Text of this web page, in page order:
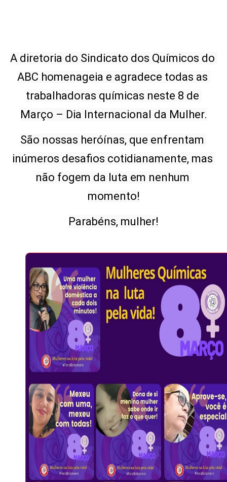
A diretoria do Sindicato dos Químicos do
ABC homenageia e agradece todas as
trabalhadoras químicas neste 8 de
Março – Dia Internacional da Mulher.
São nossas heróínas, que enfrentam
inúmeros desafios cotidianamente, mas
não fogem da luta em nenhum
momento!
Parabéns, mulher!